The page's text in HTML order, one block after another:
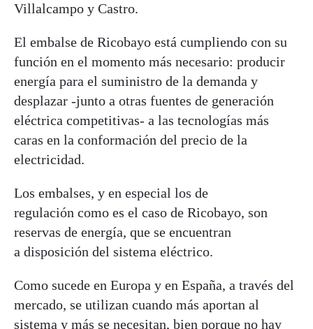
Villalcampo y Castro.
El embalse de Ricobayo está cumpliendo con su
función en el momento más necesario: producir
energía para el suministro de la demanda y
desplazar -junto a otras fuentes de generación
eléctrica competitivas- a las tecnologías más
caras en la conformación del precio de la
electricidad.
Los embalses, y en especial los de
regulación como es el caso de Ricobayo, son
reservas de energía, que se encuentran
a disposición del sistema eléctrico.
Como sucede en Europa y en España, a través del
mercado, se utilizan cuando más aportan al
sistema y más se necesitan, bien porque no hay